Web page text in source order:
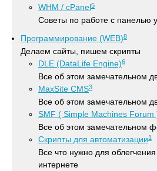
WHM / cPanel5
Советы по работе с панелью
Программирование (WEB)8
Делаем сайты, пишем скрипты
DLE (DataLife Engine)6
Все об этом замечательном
MaxSite CMS3
Все об этом замечательном
SMF ( Simple Machines Forum
Все об этом замечательном
Скрипты для автоматизации1
Все что нужно для
интернете